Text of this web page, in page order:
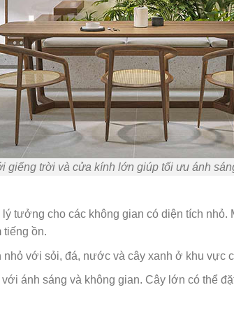
giếng trời và cửa kính lớn giúp tối ưu ánh
lý tưởng cho các không gian có diện tích
tiếng ồn.
nhỏ với sỏi, đá, nước và cây xanh ở khu vực
ánh sáng và không gian. Cây lớn có thể